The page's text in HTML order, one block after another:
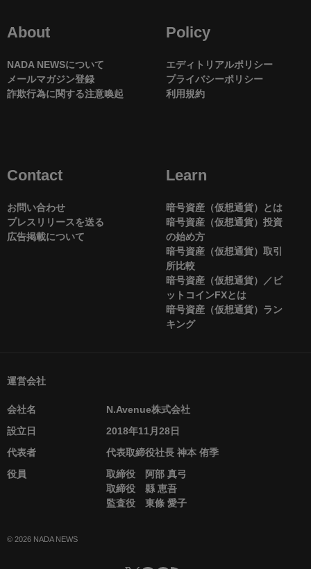
About
NADA NEWSについて
メールマガジン登録
詐欺行為に関する注意喚起
Policy
エディトリアルポリシー
プライバシーポリシー
利用規約
Contact
お問い合わせ
プレスリリースを送る
広告掲載について
Learn
暗号資産（仮想通貨）とは
暗号資産（仮想通貨）投資
の始め方
暗号資産（仮想通貨）取引
所比較
暗号資産（仮想通貨）／ビ
ットコインFXとは
暗号資産（仮想通貨）ラン
キング
運営会社
会社名
N.Avenue株式会社
設立日
2018年11月28日
代表者
代表取締役社長 神本 侑季
役員
取締役 阿部 真弓
取締役 縣 恵吾
監査役 東條 愛子
© 2026 NADA NEWS